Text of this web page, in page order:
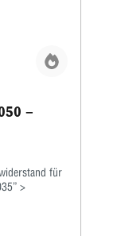
–
für
>